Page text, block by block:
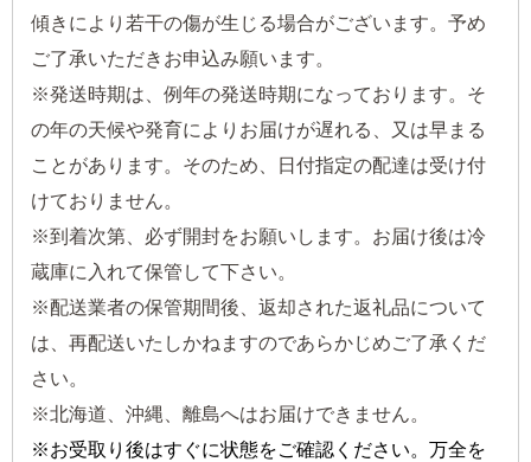
傾きにより若干の傷が生じる場合がございます。予め
ご了承いただきお申込み願います。
※発送時期は、例年の発送時期になっております。そ
の年の天候や発育によりお届けが遅れる、又は早まる
ことがあります。そのため、日付指定の配達は受け付
けておりません。
※到着次第、必ず開封をお願いします。お届け後は冷
蔵庫に入れて保管して下さい。
※配送業者の保管期間後、返却された返礼品について
は、再配送いたしかねますのであらかじめご了承くだ
さい。
※北海道、沖縄、離島へはお届けできません。
※お受取り後はすぐに状態をご確認ください。万全を